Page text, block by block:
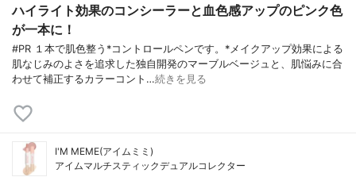
ハイライト効果のコンシーラーと血色感アップのピンク色
が一本に！
#PR １本で肌色整う*コントロールペンです。*メイクアップ効果による
肌なじみのよさを追求した独自開発のマーブルベージュと、肌悩みに合
わせて補正するカラーコント…続きを見る
I'M MEME(アイムミミ)
アイムマルチスティックデュアルコレクター